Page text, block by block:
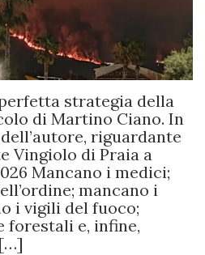
strategia della
di Martino Ciano. In
riguardante
Vingiolo di Praia a
Mancano i medici;
mancano i
i vigili del fuoco;
forestali e, infine,